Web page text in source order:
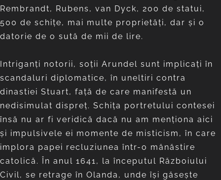
Rembrandt, Rubens, van Dyck, 200 de statui,
500 de schiţe, mai multe proprietăţi, dar şi o
datorie de o sută de mii de lire.
Intriganţi notorii, soţii Arundel sunt implicaţi în
scandaluri diplomatice, în uneltiri contra
dinastiei Stuart, faţă de care manifestă un
nedisimulat dispreţ. Schiţa portretului contesei
însă nu ar fi veridică dacă nu am menţiona aici
şi impulsivele ei momente de misticism, în care
implora papei recluziunea într-o mănăstire
catolică. În anul 1641, la începutul Războiului
Civil, se retrage în Olanda, unde îşi găseşte